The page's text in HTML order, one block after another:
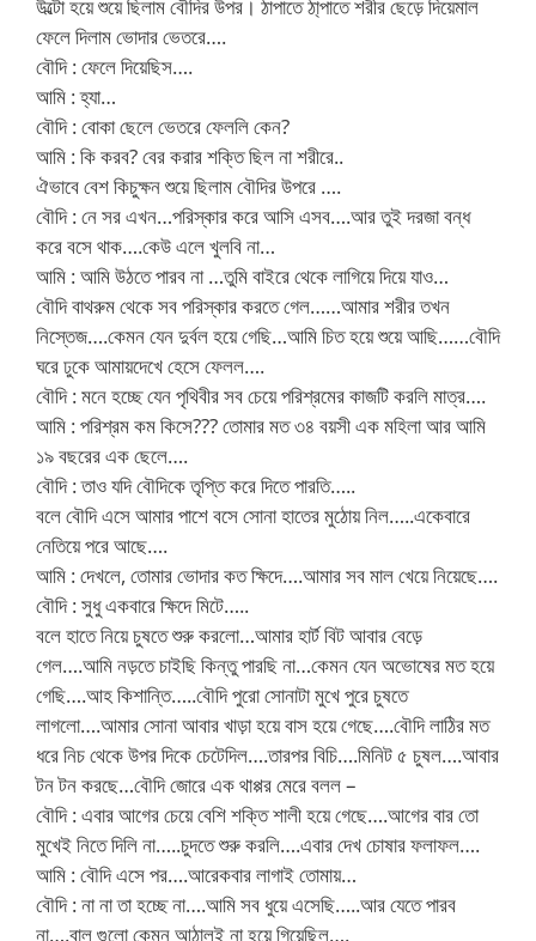
উল্টো হয়ে শুয়ে ছিলাম বৌদির উপর। ঠাপাতে ঠা্পাতে শরীর ছেড়ে দিয়েমাল
ফেলে দিলাম ভোদার ভেতরে….
বৌদি : ফেলে দিয়েছিস….
আমি : হ্যা…
বৌদি : বোকা ছেলে ভেতরে ফেললি কেন?
আমি : কি করব? বের করার শক্তি ছিল না শরীরে..
ঐভাবে বেশ কিচুক্ষন শুয়ে ছিলাম বৌদির উপরে ….
বৌদি : নে সর এখন…পরিস্কার করে আসি এসব….আর তুই দরজা বন্ধ
করে বসে থাক….কেউ এলে খুলবি না…
আমি : আমি উঠতে পারব না …তুমি বাইরে থেকে লাগিয়ে দিয়ে যাও…
বৌদি বাথরুম থেকে সব পরিস্কার করতে গেল……আমার শরীর তখন
নিস্তেজ….কেমন যেন দুর্বল হয়ে গেছি…আমি চিত হয়ে শুয়ে আছি……বৌদি
ঘরে ঢুকে আমায়দেখে হেসে ফেলল….
বৌদি : মনে হচ্ছে যেন পৃথিবীর সব চেয়ে পরিশ্রমের কাজটি করলি মাত্র….
আমি : পরিশ্রম কম কিসে??? তোমার মত ৩৪ বয়সী এক মহিলা আর আমি
১৯ বছরের এক ছেলে….
বৌদি : তাও যদি বৌদিকে তৃপ্তি করে দিতে পারতি…..
বলে বৌদি এসে আমার পাশে বসে সোনা হাতের মুঠোয় নিল…..একেবারে
নেতিয়ে পরে আছে….
আমি : দেখলে, তোমার ভোদার কত ক্ষিদে….আমার সব মাল খেয়ে নিয়েছে….
বৌদি : সুধু একবারে ক্ষিদে মিটে…..
বলে হাতে নিয়ে চুষতে শুরু করলো…আমার হার্ট বিট আবার বেড়ে
গেল….আমি নড়তে চাইছি কিন্তু পারছি না…কেমন যেন অভোষের মত হয়ে
গেছি….আহ কিশান্তি…..বৌদি পুরো সোনাটা মুখে পুরে চুষতে
লাগলো….আমার সোনা আবার খাড়া হয়ে বাস হয়ে গেছে….বৌদি লাঠির মত
ধরে নিচ থেকে উপর দিকে চেটেদিল….তারপর বিচি….মিনিট ৫ চুষল….আবার
টন টন করছে…বৌদি জোরে এক থাপ্পর মেরে বলল –
বৌদি : এবার আগের চেয়ে বেশি শক্তি শালী হয়ে গেছে….আগের বার তো
মুখেই নিতে দিলি না…..চুদতে শুরু করলি….এবার দেখ চোষার ফলাফল….
আমি : বৌদি এসে পর….আরেকবার লাগাই তোমায়…
বৌদি : না না তা হচ্ছে না….আমি সব ধুয়ে এসেছি…..আর যেতে পারব
না….বাল গুলো কেমন আঠালই না হয়ে গিয়েছিল….